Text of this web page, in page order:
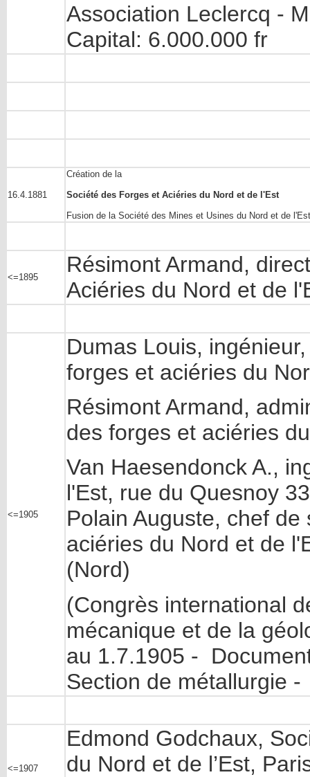
Association Leclercq -
Capital: 6.000.000 fr
16.4.1881
Création de la
Société des Forges et Aciéries du Nord et de l'Est
Fusion de la Société des Mines et Usines du Nord et de
<=1895
Résimont Armand,
Aciéries du Nord et de
<=1905
Dumas Louis,
forges et aciéries du
Résimont Armand,
des forges et aciéries
Van Haesendonck A.,
l'Est, rue du Quesnoy
Polain Auguste, chef
aciéries du Nord et de
(Nord)
(Congrès international
mécanique et de la
au 1.7.1905 -
Section de métallurgie
<=1907
Edmond Godchaux,
du Nord et de l’Est,